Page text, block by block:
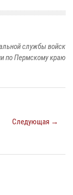
службы войск
по Пермскому краю
Следующая →